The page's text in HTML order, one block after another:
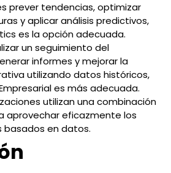
prever tendencias, optimizar
y aplicar análisis predictivos,
es la opción adecuada.
un seguimiento del
informes y mejorar la
utilizando datos históricos,
es más adecuada.
utilizan una combinación
aprovechar eficazmente los
en datos.